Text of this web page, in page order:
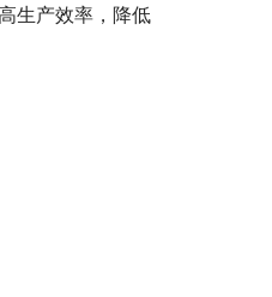
生产效率，降低